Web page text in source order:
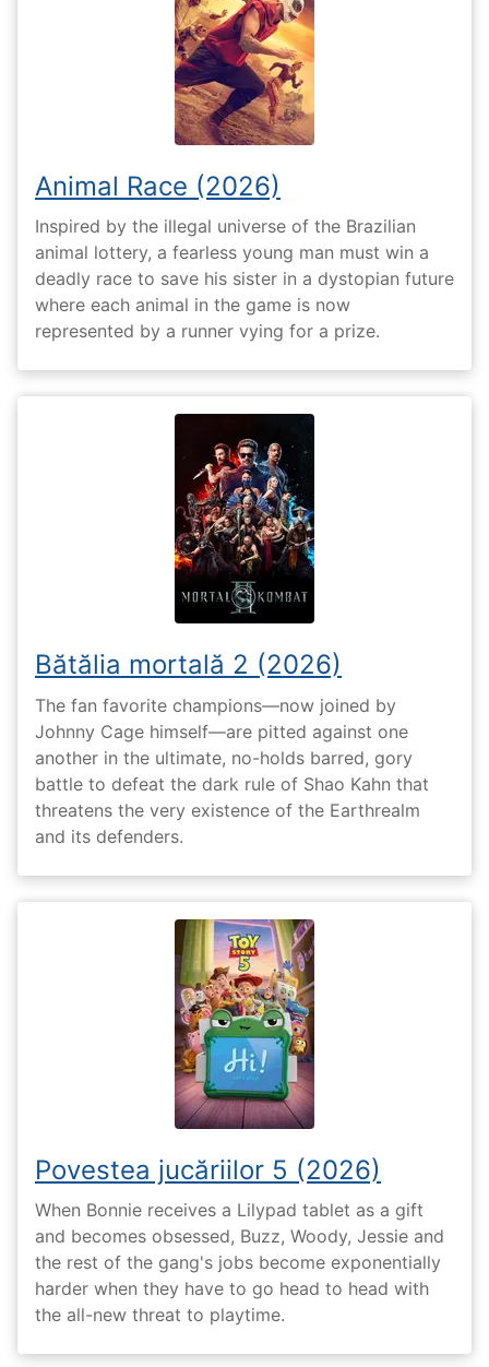
Animal Race (2026)
Inspired by the illegal universe of the Brazilian
animal lottery, a fearless young man must win a
deadly race to save his sister in a dystopian future
where each animal in the game is now
represented by a runner vying for a prize.
Bătălia mortală 2 (2026)
The fan favorite champions—now joined by
Johnny Cage himself—are pitted against one
another in the ultimate, no-holds barred, gory
battle to defeat the dark rule of Shao Kahn that
threatens the very existence of the Earthrealm
and its defenders.
Povestea jucăriilor 5 (2026)
When Bonnie receives a Lilypad tablet as a gift
and becomes obsessed, Buzz, Woody, Jessie and
the rest of the gang's jobs become exponentially
harder when they have to go head to head with
the all-new threat to playtime.